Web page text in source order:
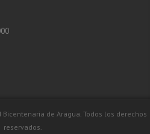
de Aragua. Todos los derechos
reservados.